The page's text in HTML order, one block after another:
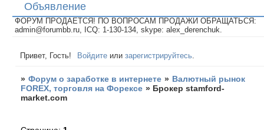
Объявление
ФОРУМ ПРОДАЕТСЯ! ПО ВОПРОСАМ ПРОДАЖИ ОБРАЩАТЬСЯ:
admin@forumbb.ru, ICQ: 1-130-134, skype: alex_derenchuk.
Привет, Гость! Войдите илизарегистрируйтесь
» Форум о заработке в интернете » Валютный рынок
FOREX, торговля на Форексе » Брокер stamford-
market.com